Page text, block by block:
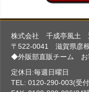
株式会社 千成亭風土
〒522-0041 滋賀県彦
◆外販部直販チーム お
定休日:毎週日曜日
TEL: 0120-290-003(受